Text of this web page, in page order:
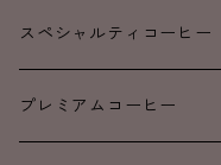
NEW
SALE
スペシャルティコーヒー
ブレンド
プレミアムコーヒー